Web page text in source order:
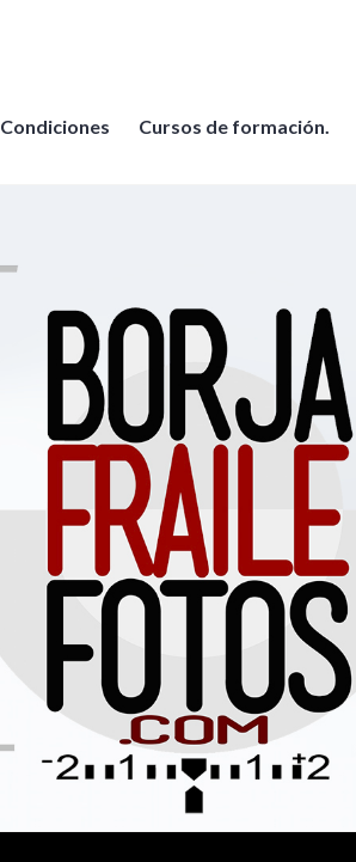
Condiciones Cursos de formación.